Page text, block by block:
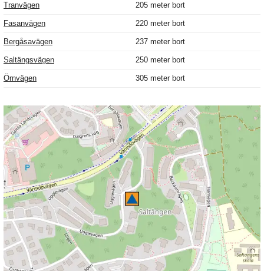
Tranvägen 205 meter bort
Fasanvägen 220 meter bort
Bergåsavägen 237 meter bort
Saltängsvägen 250 meter bort
Örnvägen 305 meter bort